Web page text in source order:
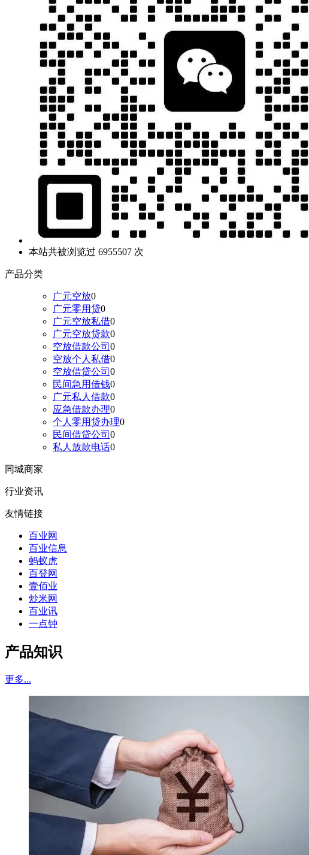
本站共被浏览过 6955507 次
产品分类
广元空放0
广元零用贷0
广元空放私借0
广元空放贷款0
空放借款公司 0
空放个人私借0
空放借贷公司 0
民间急用借钱0
广元私人借款0
应急借款办理0
个人零用贷办理0
民间借贷公司 0
私人放款电话0
同城商家
行业资讯
友情链接
百业网
百业信息
蚂蚁虎
百登网
壹佰业
炒米网
百业讯
一点钟
产品知识
更多...